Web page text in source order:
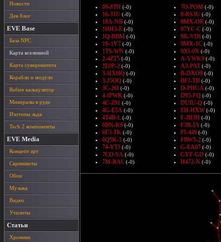
Новости
Дев блог
EVE Base
База NPC
Карта вселенной
Карта суверенитета
Корабли и модули
Refine калькулятор
Минералы в руде
Изотопы льда
Tech 2 компоненты
EVE Media
Концепт арт
Скриншоты
Обои
Музыка
Видео
Утилиты
Статьи
Хроники
09-8TH (-0)
16-31U (-0)
18A-NB (-0)
1HH3-E (-0)
1Q-BBM (-0)
1S-1V7 (-0)
1TS-WN (-0)
2-4ZT5 (-0)
2E0P-2 (-0)
3-HXHQ (-0)
3-J5OQ (-0)
3C-26I (-0)
4-IPWK (-0)
4C-Z91 (-0)
4G-E5A (-0)
4T4B-L (-0)
6BN-K9 (-0)
6F3-TK (-0)
6Q5K-5 (-0)
74-YTJ (-0)
7CO-SA (-0)
7M-RAL (-0)
7O-POM (-0)
8-RS3U (-0)
8MX-OR (-0)
97YC-C (-0)
9K-VDI (-0)
9MX-1C (-0)
9XI-0X (-0)
A-VWK9 (-0)
A3-PAT(-0)
B-DXO9 (-0)
BFJ-TB (-0)
D-PHUA (-0)
D95-FQ (-0)
DUIU-Q (-0)
EH-HXW(-0)
F-JB3H (-0)
F3R-IA (-0)
FI-449 (-0)
FRW3-2 (-0)
G-EA07 (-0)
GYF-GD (-0)
H472-N (-0)